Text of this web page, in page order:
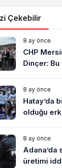
Çekebilir
8 ay önce
CHP
Dinçer: Bu
8 ay önce
Hatay’da
olduğu
8 ay önce
Adana’da
üretimi